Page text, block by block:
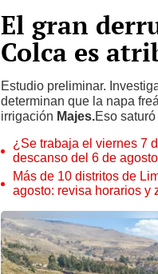
El gran
Colca es
Estudio preliminar.
determinan que la napa
irrigación Majes.Eso
¿Se trabaja el viernes 7
descanso del 6 de agosto
Más de 10 distritos de
agosto: revisa horarios y